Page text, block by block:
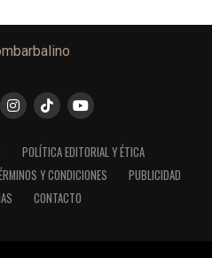
POLÍTICA EDITORIAL Y ÉTICA
Y CONDICIONES
PUBLICIDAD
CONTACTO